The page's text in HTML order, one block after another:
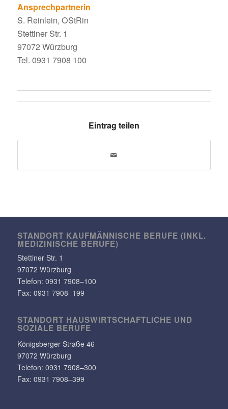
Ansprech­part­nerin
S. Rein­lein, OStRin
Stet­tiner Str. 1
97072 Würzburg
Tel. 0931 7908 100
Eintrag teilen
STANDORT KAUF­MÄN­NI­SCHE BERUFE (INKL.
MEDI­ZI­NI­SCHE BERUFE)
Stet­tiner Str. 1
97072 Würzburg
Telefon: 0931 7908–100
Fax: 0931 7908–199
STANDORT HAUS­WIRT­SCHAFT­LICHE UND
SOZIALE BERUFE
Königs­berger Straße 46
97072 Würzburg
Telefon: 0931 7908–300
Fax: 0931 7908–399